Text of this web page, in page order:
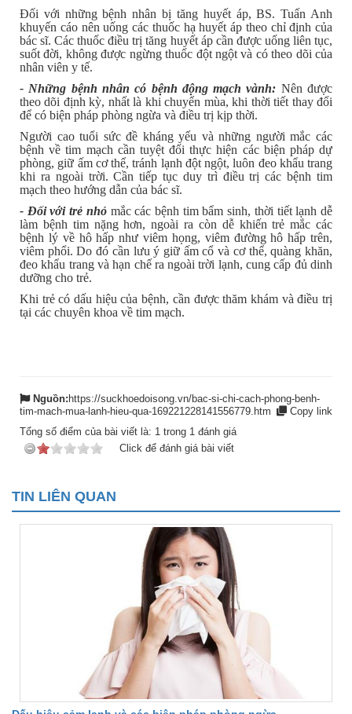
Đối với những bệnh nhân bị tăng huyết áp, BS. Tuấn Anh
khuyến cáo nên uống các thuốc hạ huyết áp theo chỉ định của
bác sĩ. Các thuốc điều trị tăng huyết áp cần được uống liên tục,
suốt đời, không được ngừng thuốc đột ngột và có theo dõi của
nhân viên y tế.
- Những bệnh nhân có bệnh động mạch vành: Nên được
theo dõi định kỳ, nhất là khi chuyển mùa, khi thời tiết thay đổi
để có biện pháp phòng ngừa và điều trị kịp thời.
Người cao tuổi sức đề kháng yếu và những người mắc các
bệnh về tim mạch cần tuyệt đối thực hiện các biện pháp dự
phòng, giữ ấm cơ thể, tránh lạnh đột ngột, luôn đeo khẩu trang
khi ra ngoài trời. Cần tiếp tục duy trì điều trị các bệnh tim
mạch theo hướng dẫn của bác sĩ.
- Đối với trẻ nhỏ mắc các bệnh tim bẩm sinh, thời tiết lạnh dễ
làm bệnh tim nặng hơn, ngoài ra còn dễ khiến trẻ mắc các
bệnh lý về hô hấp như viêm họng, viêm đường hô hấp trên,
viêm phổi. Do đó cần lưu ý giữ ấm cổ và cơ thể, quàng khăn,
đeo khẩu trang và hạn chế ra ngoài trời lạnh, cung cấp đủ dinh
dưỡng cho trẻ.
Khi trẻ có dấu hiệu của bệnh, cần được thăm khám và điều trị
tại các chuyên khoa về tim mạch.
Nguồn: https://suckhoedoisong.vn/bac-si-chi-cach-phong-benh-
tim-mach-mua-lanh-hieu-qua-169221228141556779.htm
Copy link
Tổng số điểm của bài viết là: 1 trong 1 đánh giá
Click để đánh giá bài viết
TIN LIÊN QUAN